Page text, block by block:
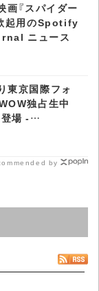
『スパイダー
起用のSpotify
ニュース
東京国際フォ
独占生中
場 -
by